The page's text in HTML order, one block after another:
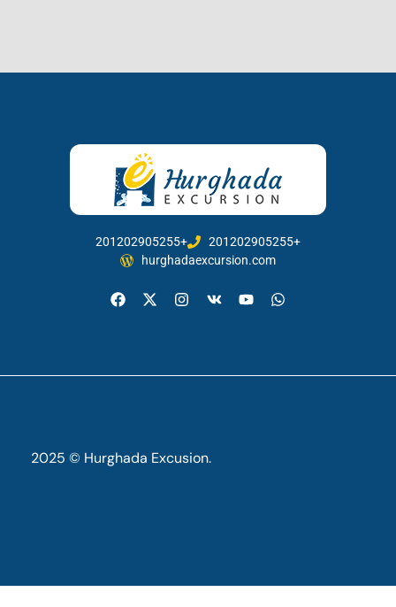
201202905255+
201202905255+
hurghadaexcursion.com
2025 © Hurghada Excusion.